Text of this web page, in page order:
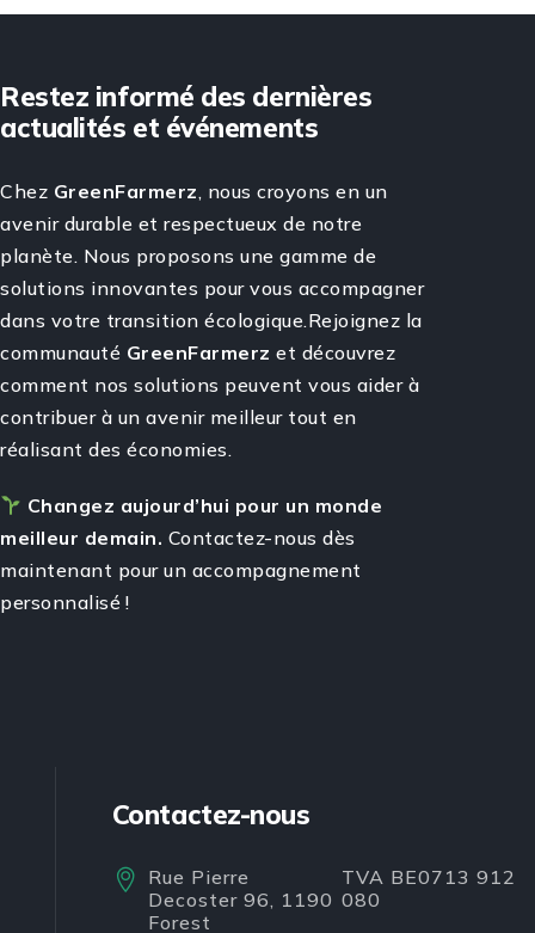
Restez informé des dernières
actualités et événements
Chez GreenFarmerz, nous croyons en un
avenir durable et respectueux de notre
planète. Nous proposons une gamme de
solutions innovantes pour vous accompagner
dans votre transition écologique.Rejoignez la
communauté GreenFarmerz et découvrez
comment nos solutions peuvent vous aider à
contribuer à un avenir meilleur tout en
réalisant des économies.
Changez aujourd’hui pour un monde
meilleur demain. Contactez-nous dès
maintenant pour un accompagnement
personnalisé !
Contactez-nous
Rue Pierre
Decoster 96, 1190
Forest
TVA BE0713 912
080